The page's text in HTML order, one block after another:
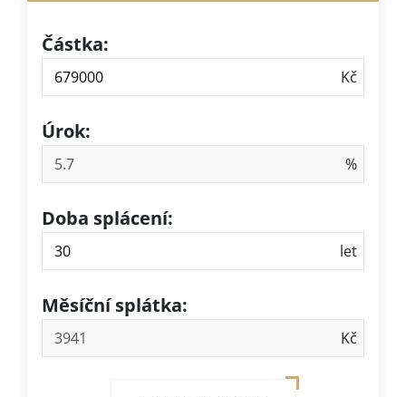
Částka:
Úrok:
Doba splácení:
Měsíční splátka: